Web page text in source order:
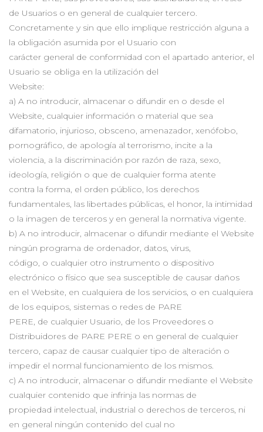
de Usuarios o en general de cualquier tercero.
Concretamente y sin que ello implique restricción alguna a
la obligación asumida por el Usuario con
carácter general de conformidad con el apartado anterior, el
Usuario se obliga en la utilización del
Website:
a) A no introducir, almacenar o difundir en o desde el
Website, cualquier información o material que sea
difamatorio, injurioso, obsceno, amenazador, xenófobo,
pornográfico, de apología al terrorismo, incite a la
violencia, a la discriminación por razón de raza, sexo,
ideología, religión o que de cualquier forma atente
contra la forma, el orden público, los derechos
fundamentales, las libertades públicas, el honor, la intimidad
o la imagen de terceros y en general la normativa vigente.
b) A no introducir, almacenar o difundir mediante el Website
ningún programa de ordenador, datos, virus,
código, o cualquier otro instrumento o dispositivo
electrónico o físico que sea susceptible de causar daños
en el Website, en cualquiera de los servicios, o en cualquiera
de los equipos, sistemas o redes de PARE
PERE, de cualquier Usuario, de los Proveedores o
Distribuidores de PARE PERE o en general de cualquier
tercero, capaz de causar cualquier tipo de alteración o
impedir el normal funcionamiento de los mismos.
c) A no introducir, almacenar o difundir mediante el Website
cualquier contenido que infrinja las normas de
propiedad intelectual, industrial o derechos de terceros, ni
en general ningún contenido del cual no